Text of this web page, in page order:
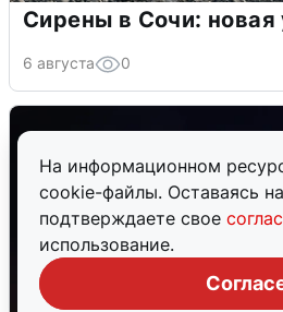
На информационном
cookie-файлы. Оставаясь
подтверждаете свое
использование.
Сирены в Сочи:
6 августа 0